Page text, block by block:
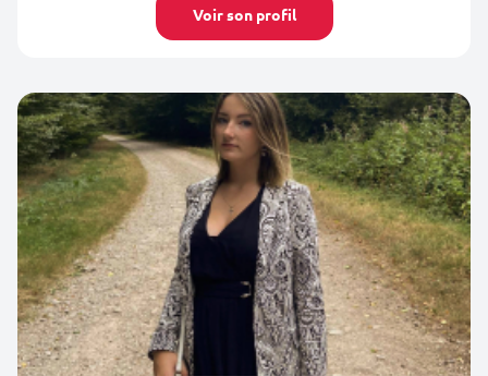
Voir son profil